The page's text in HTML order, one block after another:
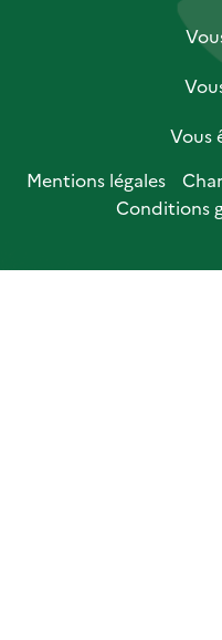
Vous
Mentions légales
Conditions